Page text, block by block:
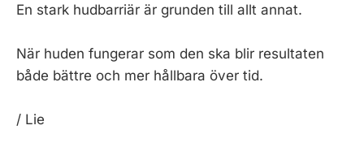
En stark hudbarriär är grunden till allt annat.
När huden fungerar som den ska blir resultaten
både bättre och mer hållbara över tid.
/ Lie